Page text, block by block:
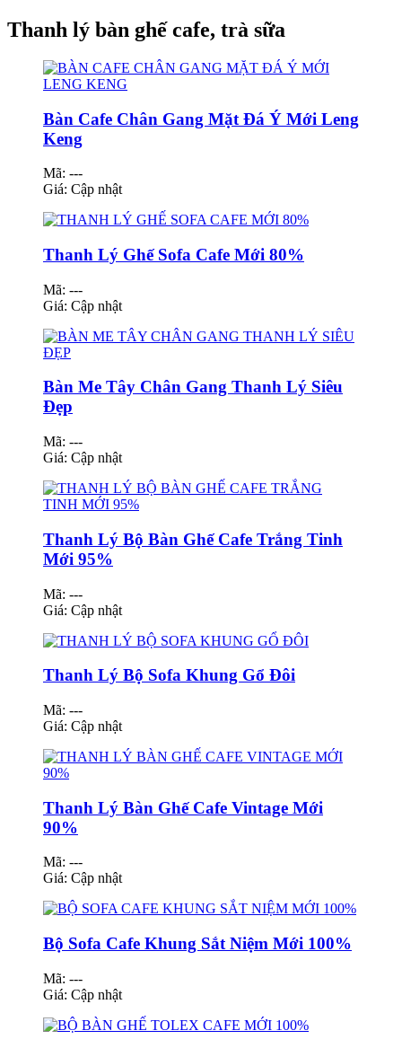
Thanh lý bàn ghế cafe, trà sữa
Bàn Cafe Chân Gang Mặt Đá Ý Mới Leng
Keng
Mã: ---
Giá: Cập nhật
Thanh Lý Ghế Sofa Cafe Mới 80%
Mã: ---
Giá: Cập nhật
Bàn Me Tây Chân Gang Thanh Lý Siêu
Đẹp
Mã: ---
Giá: Cập nhật
Thanh Lý Bộ Bàn Ghế Cafe Trắng Tinh
Mới 95%
Mã: ---
Giá: Cập nhật
Thanh Lý Bộ Sofa Khung Gổ Đôi
Mã: ---
Giá: Cập nhật
Thanh Lý Bàn Ghế Cafe Vintage Mới
90%
Mã: ---
Giá: Cập nhật
Bộ Sofa Cafe Khung Sắt Niệm Mới 100%
Mã: ---
Giá: Cập nhật